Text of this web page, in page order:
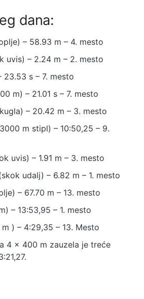
dana:
– 58.93 m – 4. mesto
uvis) – 2.24 m – 2. mesto
23.53 s – 7. mesto
m) – 21.01 s – 7. mesto
– 20.42 m – 3. mesto
m stipl) – 10:50,25 – 9.
uvis) – 1.91 m – 3. mesto
udalj) – 6.82 m – 1. mesto
– 67.70 m – 13. mesto
– 13:53,95 – 1. mesto
) – 4:29,35 – 13. Mesto
4 x 400 m zauzela je treće